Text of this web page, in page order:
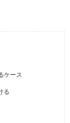
ケース
る